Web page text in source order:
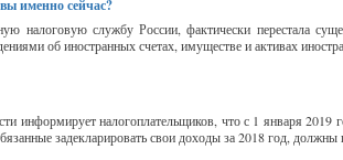
именно сейчас?
налоговую службу России, фактически перестала
об иностранных счетах, имуществе и активах
налогоплательщиков, что с 1 января 2019
задекларировать свои доходы за 2018 год, должны